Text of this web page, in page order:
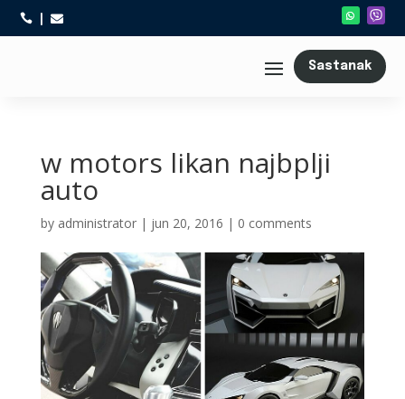
 
Sastanak
w motors likan najbplji
auto
by administrator| jun 20, 2016 | 0 comments